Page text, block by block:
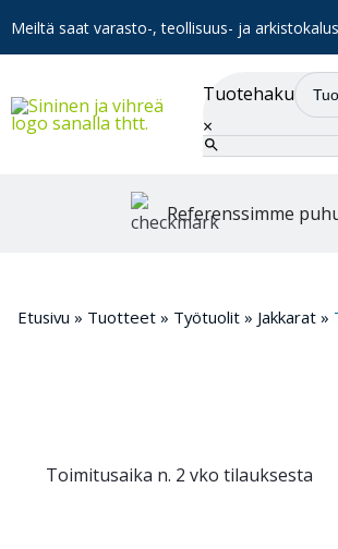
Meiltä saat varasto-, teollisuus- ja
Tuotehaku
×
Referenssimme
Etusivu » Tuotteet » Työtuolit » Jakkarat »
Toimitusaika n. 2 vko tilauksesta